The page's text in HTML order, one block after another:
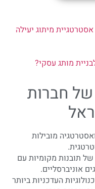
מיתוג יעילה
מותג עסקי?
של חברות
מובילות
של תובנות מקומיות עם
אוניברסליים.
העדכניות ביותר